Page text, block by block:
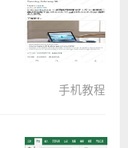
手机教程